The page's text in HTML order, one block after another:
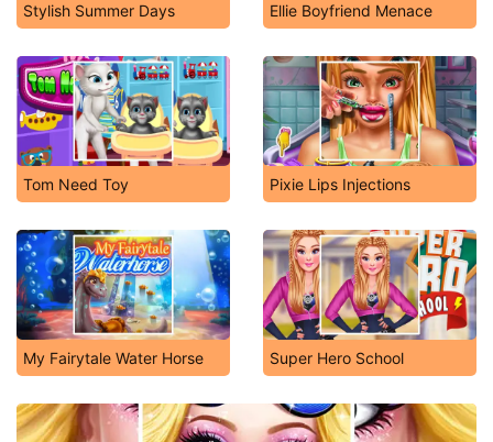
Stylish Summer Days Ellie Boyfriend Menace
Tom Need Toy Pixie Lips Injections
My Fairytale Water Horse Super Hero School